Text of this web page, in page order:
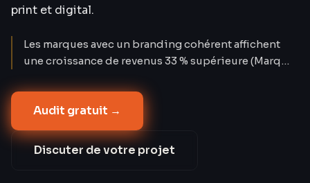
print et digital.
Les marques avec un branding cohérent affichent
une croissance de revenus 33 % supérieure (Marq
visuel complet — du favicon à l'enseigne — qui
construit la confiance. Les Créavores ont conçu 80+
identités visuelles pour des PME en Moselle et en
France.
Audit gratuit →
Discuter de votre projet